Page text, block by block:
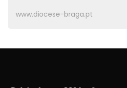
www.diocese-braga.pt